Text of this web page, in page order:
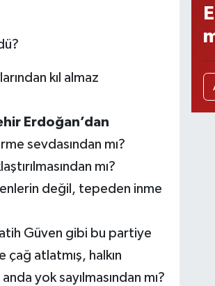
kıl almaz
Erdoğan’dan
sevdasından mı?
mı?
değil, tepeden inme
Güven gibi bu partiye
çağ atlatmış, halkın
yok sayılmasından mı?